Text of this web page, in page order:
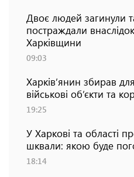
Двоє людей загинули
постраждали внаслідок
Харківщини
09:03
Харків’янин збирав
військові об’єкти та
19:25
У Харкові та області
шквали: якою буде
18:14